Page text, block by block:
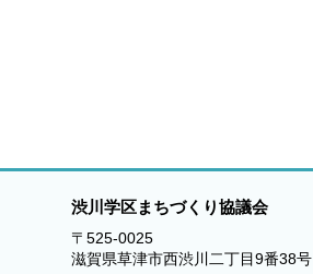
渋川学区まちづくり協議会
〒525-0025
滋賀県草津市西渋川二丁目9番38号